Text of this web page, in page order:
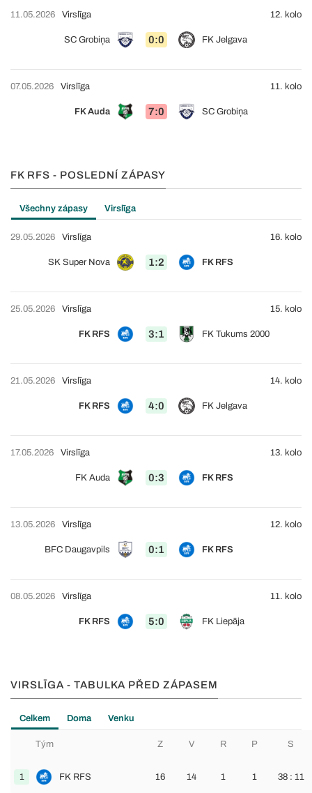
11.05.2026
SC Grobiņa 0:0 FK Jelgava
Virslīga 12. kolo
07.05.2026
FK Auda 7:0 SC Grobiņa
Virslīga 11. kolo
FK RFS - POSLEDNÍ ZÁPASY
Všechny zápasy Virslīga
29.05.2026
SK Super Nova 1:2 FK RFS
Virslīga 16. kolo
25.05.2026
FK RFS 3:1 FK Tukums 2000
Virslīga 15. kolo
21.05.2026
FK RFS 4:0 FK Jelgava
Virslīga 14. kolo
17.05.2026
FK Auda 0:3 FK RFS
Virslīga 13. kolo
13.05.2026
BFC Daugavpils 0:1 FK RFS
Virslīga 12. kolo
08.05.2026
FK RFS 5:0 FK Liepāja
Virslīga 11. kolo
VIRSLĪGA - TABULKA PŘED ZÁPASEM
Celkem Doma Venku
Tým Z V R P S
1 FK RFS 16 14 1 1 38 : 11